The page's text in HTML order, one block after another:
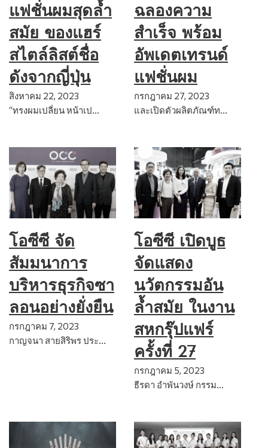
แฟชั่นผมสุดล้ำ
สมัย ของแฮร์
สไตล์ลิสต์ชื่อ
ดังจากญี่ปุ่น
สิงหาคม 22, 2023
“ทรงผมเปลี่ยน หน้าเป…
ฉลองความ
สำเร็จ พร้อม
อัพเดตเทรนด์
แฟชั่นผม
กรกฎาคม 27, 2023
และเปิดตัวผลิตภัณฑ์ท…
โอซีซี จัด
สัมมนาการ
บริหารธุรกิจซา
ลอนอย่างยั่งยืน
กรกฎาคม 7, 2023
กาญจนา สายสิริพร ประ…
โอซีซี เปิดบูธ
จัดแสดง
นวัตกรรมอัน
ล้ำสมัย ในงาน
สหกรุ๊ปแฟร์
ครั้งที่ 27
กรกฎาคม 5, 2023
ธีรดา อำพันวงษ์ กรรม…